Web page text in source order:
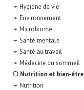
➛ Hygiène de vie
➛ Environnement
➛ Microbiome
➛ Santé mentale
➛ Santé au travail
➛ Médecine du sommeil
❍ Nutrition et bien-être
➛ Nutrition